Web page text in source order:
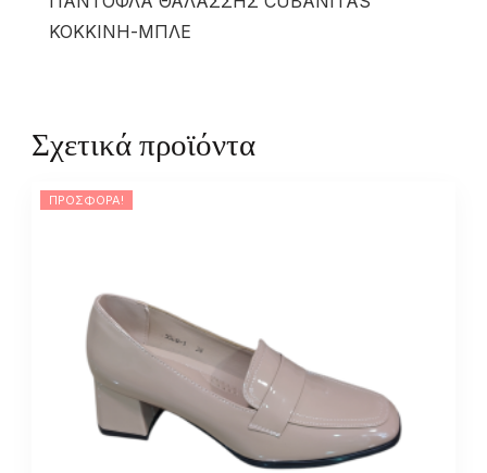
ΚΟΚΚΙΝΗ-ΜΠΛΕ
Σχετικά προϊόντα
ΠΡΟΣΦΟΡΆ!